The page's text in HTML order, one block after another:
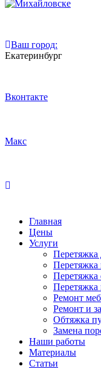
Ваш город:
Екатеринбург
Вконтакте
Макс
Главная
Цены
Услуги
Перетяжка
Перетяжка
Перетяжка
Перетяжка
Ремонт
Ремонт и
Обтяжка
Замена
Наши работы
Материалы
Статьи